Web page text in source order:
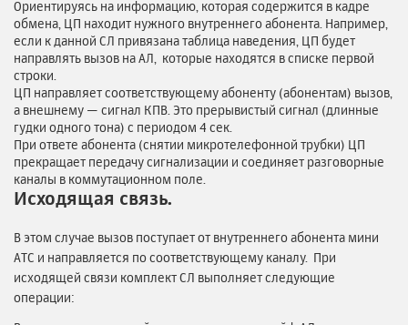
Ориентируясь на информацию, которая содержится в кадре
обмена, ЦП находит нужного внутреннего абонента. Например,
если к данной СЛ привязана таблица наведения, ЦП будет
направлять вызов на АЛ, которые находятся в списке первой
строки.
ЦП направляет соответствующему абоненту (абонентам) вызов,
а внешнему — сигнал КПВ. Это прерывистый сигнал (длинные
гудки одного тона) с периодом 4 сек.
При ответе абонента (снятии микротелефонной трубки) ЦП
прекращает передачу сигнализации и соединяет разговорные
каналы в коммутационном поле.
Исходящая связь.
В этом случае вызов поступает от внутреннего абонента мини
АТС и направляется по соответствующему каналу. При
исходящей связи комплект СЛ выполняет следующие
операции: